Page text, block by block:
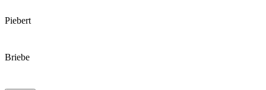
Piebert
Briebe